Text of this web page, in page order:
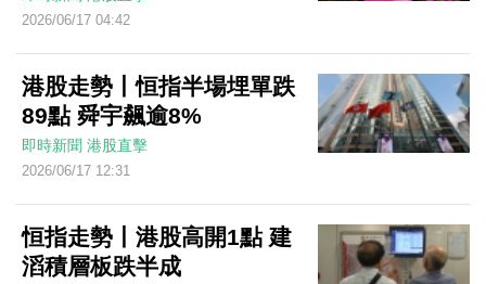
2026/06/17 04:42
港股走勢丨恒指半場埋單跌
89點 舜宇飆逾8%
即時新聞 港股直擊
2026/06/17 12:31
恒指走勢丨港股高開1點 建
滔積層板跌半成